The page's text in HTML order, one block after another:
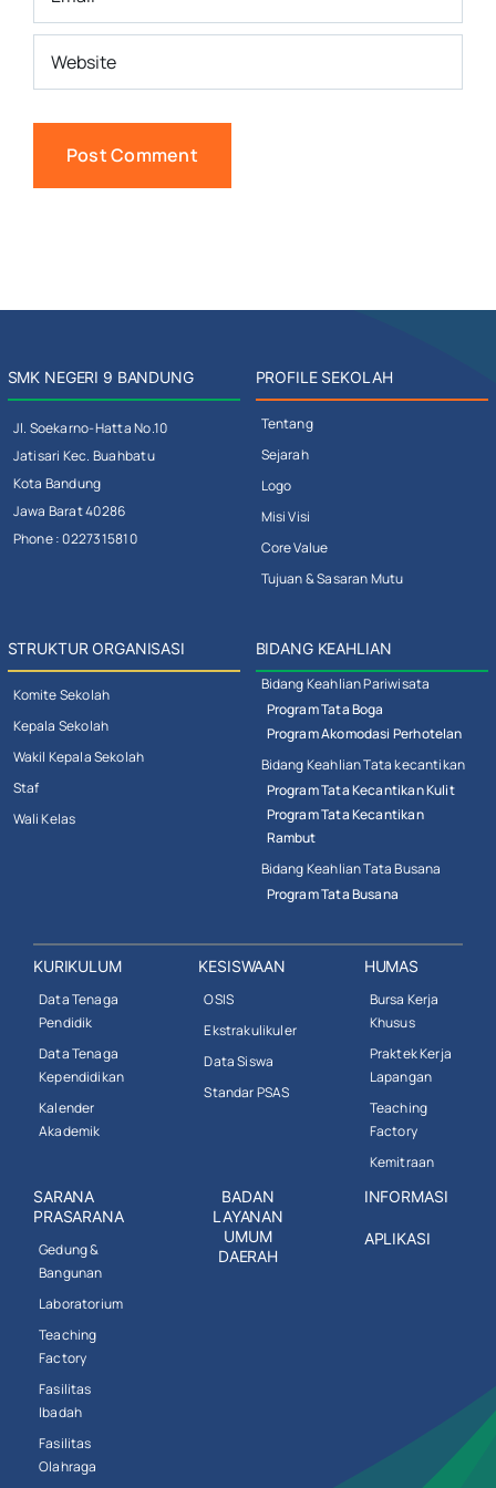
SMK NEGERI 9 BANDUNG
Jl. Soekarno-Hatta No.10
Jatisari Kec. Buahbatu
Kota Bandung
Jawa Barat 40286
Phone : 0227315810
PROFILE SEKOLAH
Tentang
Sejarah
Logo
Misi Visi
Core Value
Tujuan & Sasaran Mutu
STRUKTUR ORGANISASI
Komite Sekolah
Kepala Sekolah
Wakil Kepala Sekolah
Staf
Wali Kelas
BIDANG KEAHLIAN
Bidang Keahlian Pariwisata
Program Tata Boga
Program Akomodasi Perhotelan
Bidang Keahlian Tata kecantikan
Program Tata Kecantikan Kulit
Program Tata Kecantikan
Rambut
Bidang Keahlian Tata Busana
Program Tata Busana
KURIKULUM
Data Tenaga
Pendidik
Data Tenaga
Kependidikan
Kalender
Akademik
KESISWAAN
OSIS
Ekstrakulikuler
Data Siswa
Standar PSAS
HUMAS
Bursa Kerja
Khusus
Praktek Kerja
Lapangan
Teaching
Factory
Kemitraan
SARANA
PRASARANA
Gedung &
Bangunan
Laboratorium
Teaching
Factory
Fasilitas
Ibadah
Fasilitas
Olahraga
BADAN
LAYANAN
UMUM
DAERAH
INFORMASI
APLIKASI